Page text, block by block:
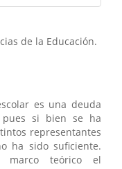
de la Educación.
es una deuda
pues si bien se ha
representantes
ha sido suficiente.
marco teórico el